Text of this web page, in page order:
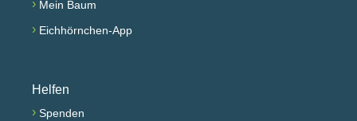
› Mein Baum
› Eichhörnchen-App
Helfen
› Spenden